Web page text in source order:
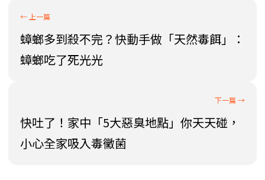
蟑螂多到殺不完？快動手做「天然毒餌」：
蟑螂吃了死光光
快吐了！家中「5大惡臭地點」你天天碰，
小心全家吸入毒黴菌